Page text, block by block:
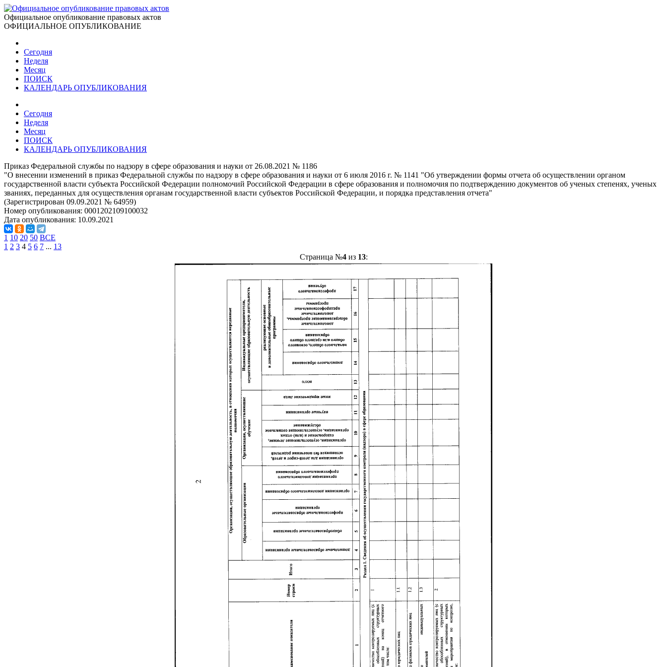
Официальное опубликование правовых актов
ОФИЦИАЛЬНОЕ ОПУБЛИКОВАНИЕ
Сегодня
Неделя
Месяц
ПОИСК
КАЛЕНДАРЬ ОПУБЛИКОВАНИЯ
Сегодня
Неделя
Месяц
ПОИСК
КАЛЕНДАРЬ ОПУБЛИКОВАНИЯ
Приказ Федеральной службы по надзору в сфере образования и науки от 26.08.2021 № 1186
"О внесении изменений в приказ Федеральной службы по надзору в сфере образования и науки от 6 июля 2016 г. № 1141 "Об утверждении формы отчета об осуществлении органом
государственной власти субъекта Российской Федерации полномочий Российской Федерации в сфере образования и полномочия по подтверждению документов об ученых степенях, ученых
званиях, переданных для осуществления органам государственной власти субъектов Российской Федерации, и порядка представления отчета"
(Зарегистрирован 09.09.2021 № 64959)
Номер опубликования: 0001202109100032
Дата опубликования: 10.09.2021
1 10 20 50 ВСЕ
1 2 3 4 5 6 7 ... 13
Страница №4из 13: